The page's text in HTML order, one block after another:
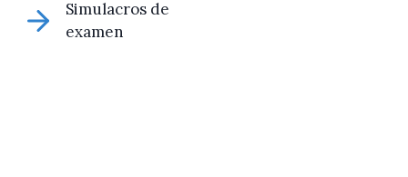
Simulacros de
examen